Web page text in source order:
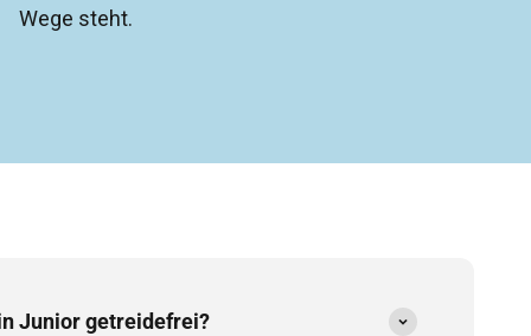
Wege steht.
Junior getreidefrei?